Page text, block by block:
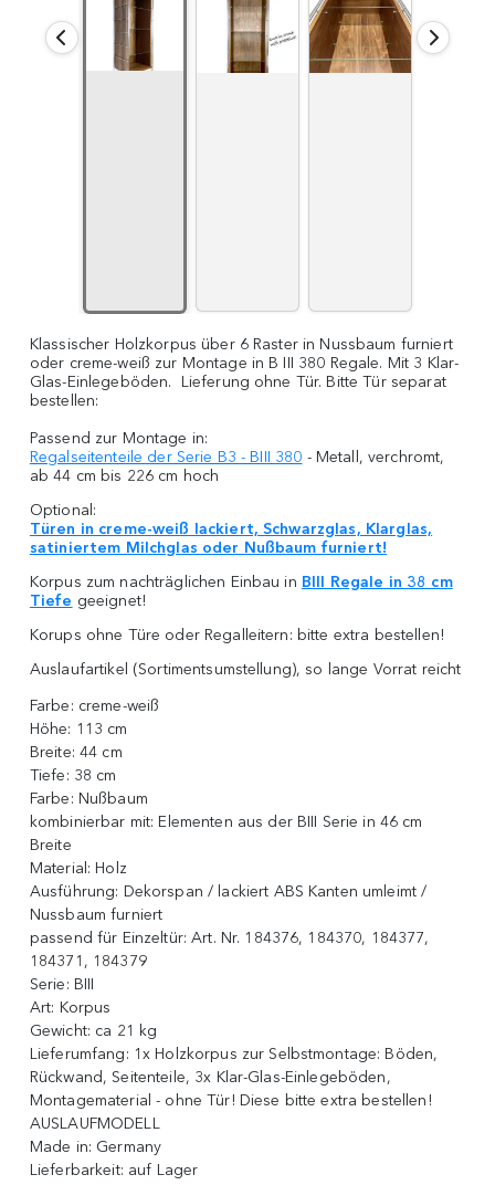
Klassischer Holzkorpus über 6 Raster in Nussbaum furniert
oder creme-weiß zur Montage in B III 380 Regale. Mit 3 Klar-
Glas-Einlegeböden. Lieferung ohne Tür. Bitte Tür separat
bestellen:
Passend zur Montage in:
Regalseitenteile der Serie B3 - BIII 380 - Metall, verchromt,
ab 44 cm bis 226 cm hoch
Optional:
Türen in creme-weiß lackiert, Schwarzglas, Klarglas,
satiniertem Milchglas oder Nußbaum furniert!
Korpus zum nachträglichen Einbau in BIII Regale in 38 cm
Tiefe geeignet!
Korups ohne Türe oder Regalleitern: bitte extra bestellen!
Auslaufartikel (Sortimentsumstellung), so lange Vorrat reicht
Farbe: creme-weiß
Höhe: 113 cm
Breite: 44 cm
Tiefe: 38 cm
Farbe: Nußbaum
kombinierbar mit: Elementen aus der BIII Serie in 46 cm
Breite
Material: Holz
Ausführung: Dekorspan / lackiert ABS Kanten umleimt /
Nussbaum furniert
passend für Einzeltür:Art. Nr. 184376, 184370, 184377,
184371, 184379
Serie: BIII
Art: Korpus
Gewicht: ca 21 kg
Lieferumfang: 1x Holzkorpus zur Selbstmontage: Böden,
Rückwand, Seitenteile, 3x Klar-Glas-Einlegeböden,
Montagematerial - ohne Tür! Diese bitte extra bestellen!
AUSLAUFMODELL
Made in: Germany
Lieferbarkeit: auf Lager